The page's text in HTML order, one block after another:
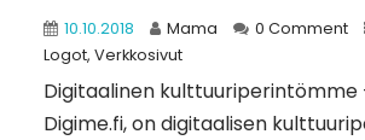
10.10.2018 Mama 0 Comment
Logot, Verkkosivut
Digitaalinen kulttuuriperintömme
Digime.fi, on digitaalisen